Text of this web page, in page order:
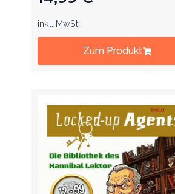
inkl. MwSt.
Zum Produkt